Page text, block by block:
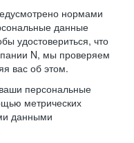
нормами
данные
удостовериться, что
N, мы проверяем
вас об этом.
персональные
метрических
данными